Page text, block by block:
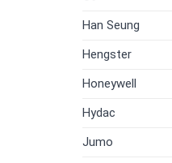
Han Seung
Hengster
Honeywell
Hydac
Jumo